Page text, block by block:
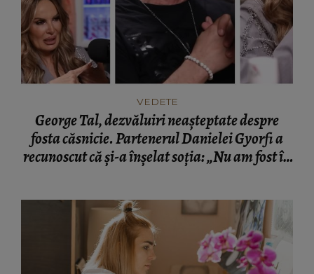
VEDETE
George Tal, dezvăluiri neașteptate despre
fosta căsnicie. Partenerul Danielei Gyorfi a
recunoscut că și-a înșelat soția: „Nu am fost în